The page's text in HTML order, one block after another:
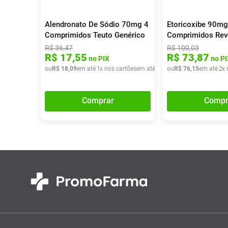
Alendronato De Sódio 70mg 4
Comprimidos Teuto Genérico
R$36,47
R$ 17,55 no PIX
ouR$ 18,09em até 1x nos cartõesem até x deR$ 18,09
Comprar
Etoricoxibe
Comprimidos
Genérico
R$100,03
R$ 73,87 no
ouR$ 76,15em até2x